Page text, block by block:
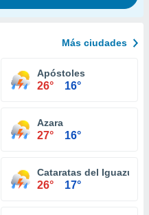
Más ciudades
Apóstoles
26° 16°
Azara
27° 16°
Cataratas del Iguazú
26° 17°